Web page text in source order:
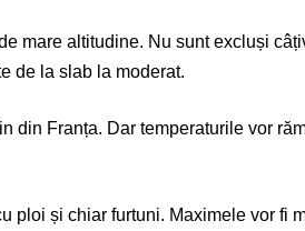
mare altitudine. Nu sunt excluși
de la slab la moderat.
din Franța. Dar temperaturile vor
ploi și chiar furtuni. Maximele vor fi